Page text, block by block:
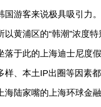
国游客来说极具吸引力
以黄浦区的“韩潮”浓度
落于此的上海迪士尼度
样、本土IP出圈等因素
海陆家嘴的上海环球金